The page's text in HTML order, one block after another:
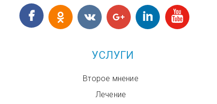
УСЛУГИ
Второе мнение
Лечение